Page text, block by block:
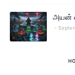
அயன்